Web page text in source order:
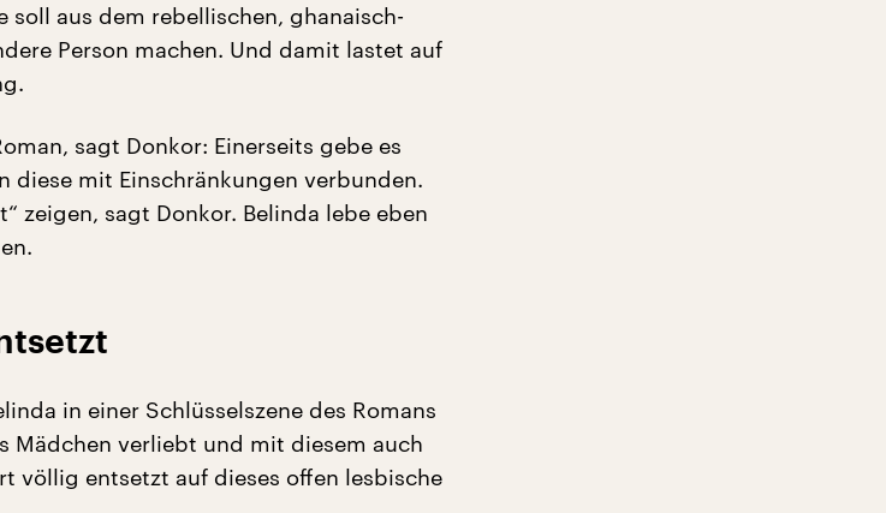
soll aus dem rebellischen, ghanaisch-
Person machen. Und damit lastet auf
sagt Donkor: Einerseits gebe es
diese mit Einschränkungen verbunden.
zeigen, sagt Donkor. Belinda lebe eben
in einer Schlüsselszene des Romans
Mädchen verliebt und mit diesem auch
völlig entsetzt auf dieses offen lesbische